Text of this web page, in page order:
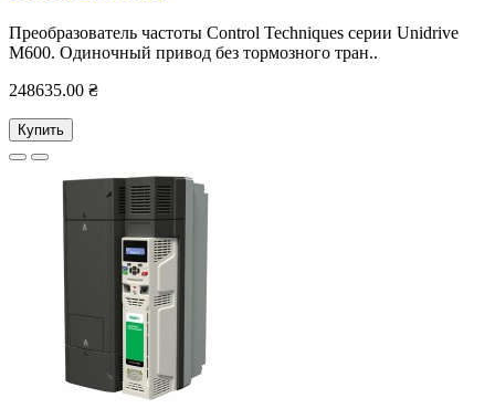
Преобразователь частоты Control Techniques серии Unidrive
M600. Одиночный привод без тормозного тран..
248635.00 ₴
Купить